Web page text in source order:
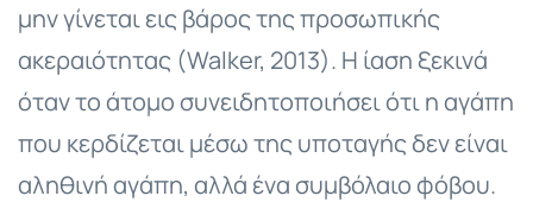
μην γίνεται εις βάρος της προσωπικής
ακεραιότητας (Walker, 2013). Η ίαση ξεκινά
όταν το άτομο συνειδητοποιήσει ότι η αγάπη
που κερδίζεται μέσω της υποταγής δεν είναι
αληθινή αγάπη, αλλά ένα συμβόλαιο φόβου.